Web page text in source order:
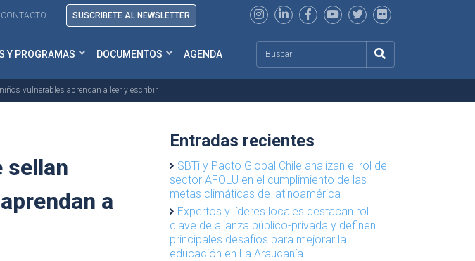
CONTACTO SUSCRIBETE AL NEWSLETTER
Y PROGRAMAS DOCUMENTOS AGENDA
vulnerables aprendan a leer y escribir
sellan
a
Entradas recientes
SBTi y Pacto Global Chile analizan el rol del
sector AFOLU en el cumplimiento de las
metas climáticas de latinoamérica
Expertos y líderes locales destacan rol
clave de alianza público-privada y definen
principales desafíos para mejorar la
educación en La Araucanía